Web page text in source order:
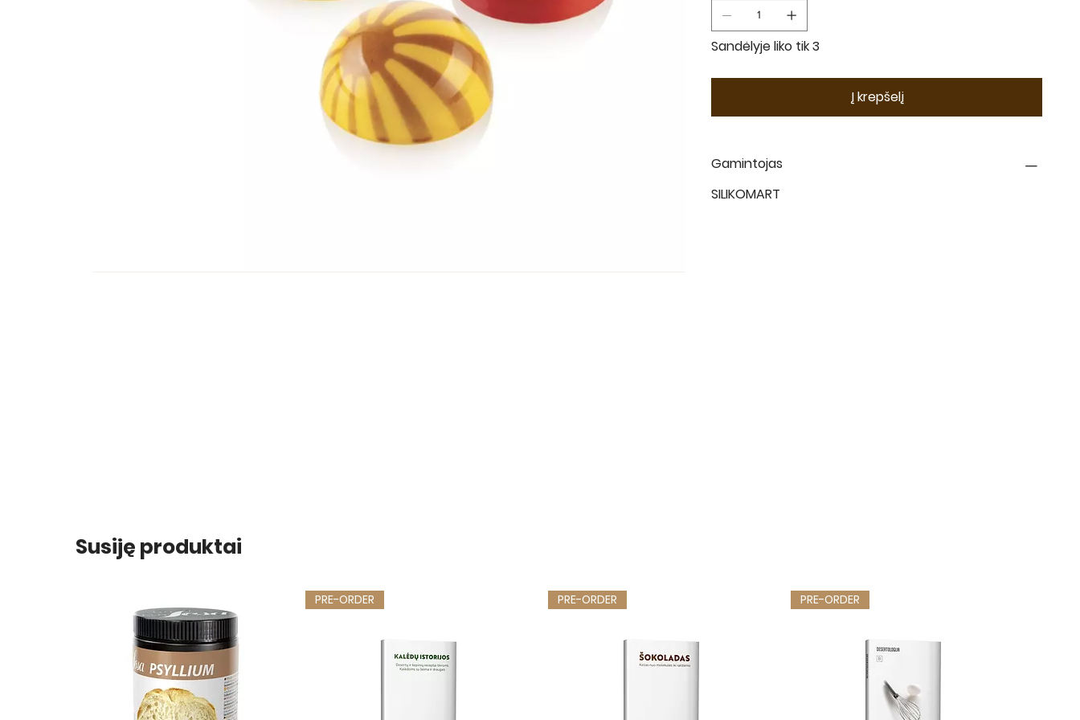
Susiję produktai
PRE-ORDER PRE-ORDER PRE-ORDER
Sandėlyje liko tik 3
Į krepšelį
Gamintojas
SILIKOMART